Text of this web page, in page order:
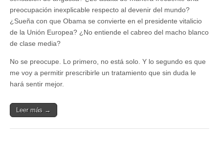
preocupación inexplicable respecto al devenir del mundo?
¿Sueña con que Obama se convierte en el presidente vitalicio
de la Unión Europea? ¿No entiende el cabreo del macho blanco
de clase media?
No se preocupe. Lo primero, no está solo. Y lo segundo es que
me voy a permitir prescribirle un tratamiento que sin duda le
hará sentir mejor.
Leer más →